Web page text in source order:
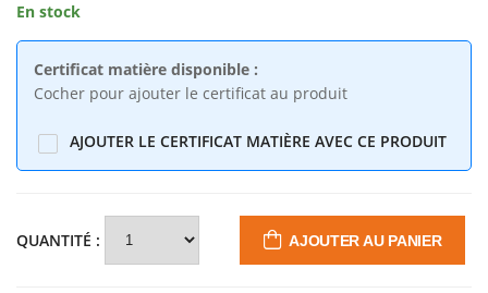
L110cm x H70cm
ep 1.2mm
138,99€
En stock
Certificat matière disponible :
Cocher pour ajouter le certificat au produit
AJOUTER LE CERTIFICAT MATIÈRE AVEC CE PRODUIT
QUANTITÉ : AJOUTER AU PANIER